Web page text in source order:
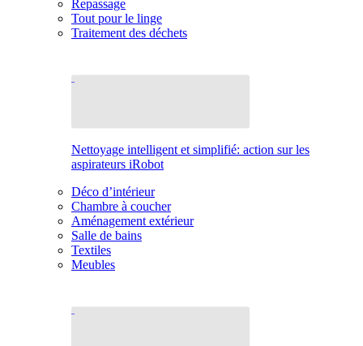
Repassage
Tout pour le linge
Traitement des déchets
Nettoyage intelligent et simplifié: action sur les
aspirateurs iRobot
Déco d’intérieur
Chambre à coucher
Aménagement extérieur
Salle de bains
Textiles
Meubles